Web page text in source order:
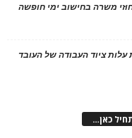
משרה בחישוב ימי חופשה
ציוד העבודה של העובד
כאן…